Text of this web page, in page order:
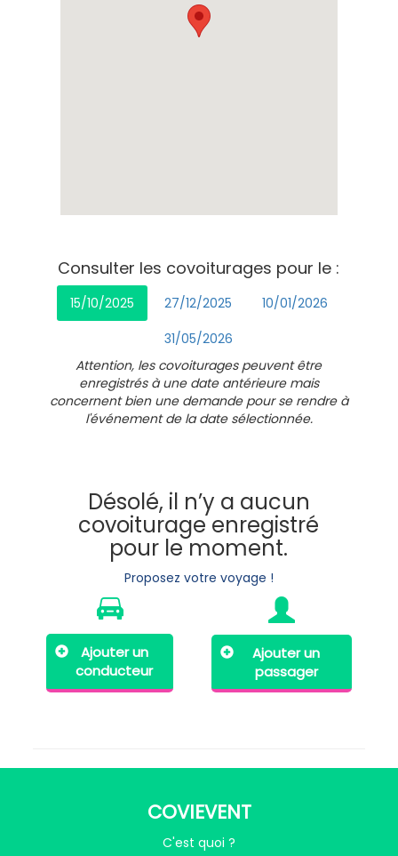
Consulter les covoiturages pour le :
15/10/2025 27/12/2025
10/01/2026
31/05/2026
Attention, les covoiturages peuvent être
enregistrés à une date antérieure mais
concernent bien une demande pour se rendre à
l'événement de la date sélectionnée.
Désolé, il n’y a aucun
covoiturage enregistré
pour le moment.
Proposez votre voyage !
Ajouter un
conducteur
Ajouter un
passager
COVIEVENT
C'est quoi ?